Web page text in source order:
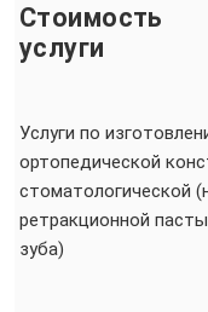
Стоимость
услуги
Услуги по
ортопедической
стоматологической
ретракционной
зуба)